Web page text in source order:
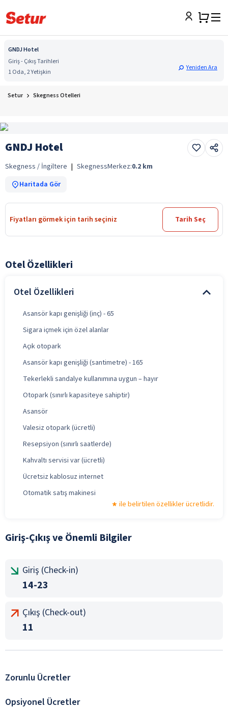
GNDJ Hotel
Giriş - Çıkış Tarihleri
1 Oda, 2 Yetişkin
Yeniden Ara
Setur Skegness Otelleri
GNDJ Hotel
Skegness / İngiltere | SkegnessMerkez:0.2 km
Haritada Gör
Fiyatları görmek için tarih seçiniz Tarih Seç
Otel Özellikleri
Otel Özellikleri
Asansör kapı genişliği (inç) - 65
Sigara içmek için özel alanlar
Açık otopark
Asansör kapı genişliği (santimetre) - 165
Tekerlekli sandalye kullanımına uygun – hayır
Otopark (sınırlı kapasiteye sahiptir)
Asansör
Valesiz otopark (ücretli)
Resepsiyon (sınırlı saatlerde)
Kahvaltı servisi var (ücretli)
Ücretsiz kablosuz internet
Otomatik satış makinesi
ile belirtilen özellikler ücretlidir.
Giriş-Çıkış ve Önemli Bilgiler
Giriş (Check-in)
14-23
Çıkış (Check-out)
11
Zorunlu Ücretler
Opsiyonel Ücretler